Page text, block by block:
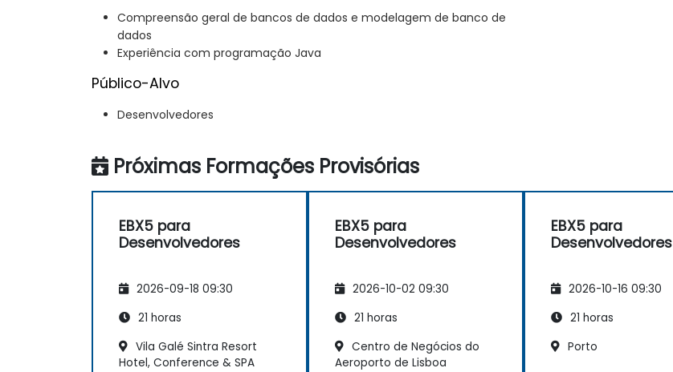
Compreensão geral de bancos de dados e modelagem de banco de
dados
Experiência com programação Java
Público-Alvo
Desenvolvedores
Próximas Formações Provisórias
EBX5 para
Desenvolvedores
2026-09-18 09:30
21 horas
Vila Galé Sintra Resort
Hotel, Conference & SPA
EBX5 para
Desenvolvedores
2026-10-02 09:30
21 horas
Centro de Negócios do
Aeroporto de Lisboa
EBX5 para
Desenvolvedores
2026-10-16 09:30
21 horas
Porto